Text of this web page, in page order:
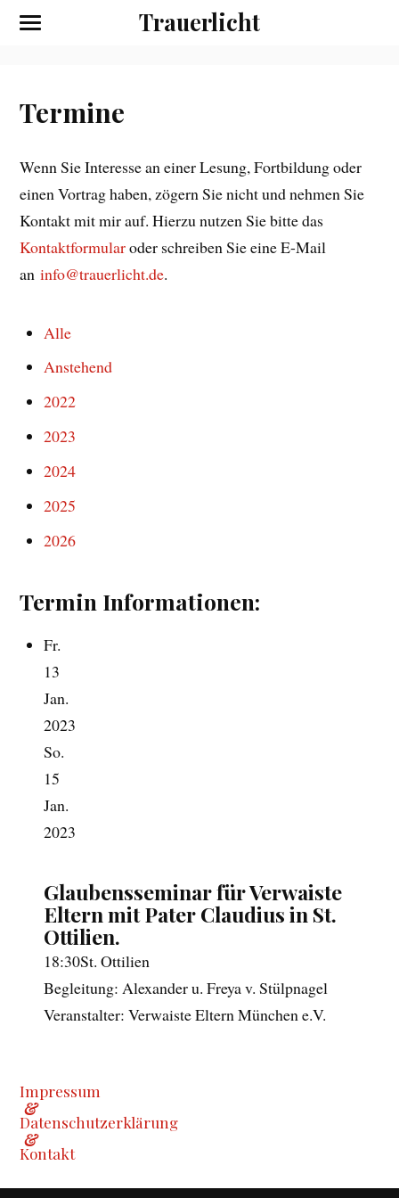
Trauerlicht
Termine
Wenn Sie Interesse an einer Lesung, Fortbildung oder
einen Vortrag haben, zögern Sie nicht und nehmen Sie
Kontakt mit mir auf. Hierzu nutzen Sie bitte das
Kontaktformularoder schreiben Sie eine E-Mail
aninfo@trauerlicht.de.
Alle
Anstehend
2022
2023
2024
2025
2026
Termin Informationen:
Fr.
13
Jan.
2023
So.
15
Jan.
2023
Glaubensseminar für Verwaiste
Eltern mit Pater Claudius in St.
Ottilien.
18:30St. Ottilien
Begleitung: Alexander u. Freya v. Stülpnagel
Veranstalter: Verwaiste Eltern München e.V.
Impressum
&
Datenschutzerklärung
&
Kontakt